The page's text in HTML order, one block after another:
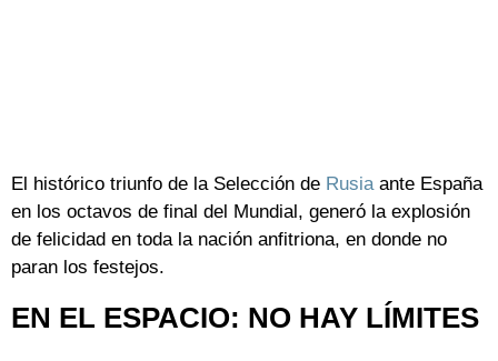
El histórico triunfo de la Selección de Rusiaante España
en los octavos de final del Mundial, generó la explosión
de felicidad en toda la nación anfitriona, en donde no
paran los festejos.
EN EL ESPACIO: NO HAY LÍMITES